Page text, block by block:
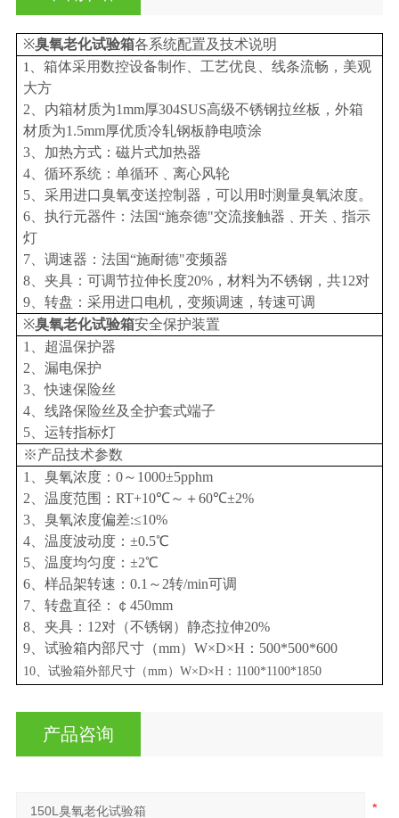
※臭氧老化试验箱各系统配置及技术说明
1
、箱体采用数控设备制作、工艺优良、线条流畅，美观
大方
2、内箱材质为1mm厚304SUS高级不锈钢拉丝板，外箱
材质为1.5mm厚优质冷轧钢板静电喷涂
3、加热方式：磁片式加热器
4、循环系统：单循环﹑离心风轮
5、采用进口臭氧变送控制器，可以用时测量臭氧浓度。
6、执行元器件：法国“施奈德"交流接触器﹑开关﹑指示
灯
7、调速器：法国“施耐德"变频器
8、夹具：可调节拉伸长度20%，材料为不锈钢，共12对
9、转盘：采用进口电机，变频调速，转速可调
※臭氧老化试验箱安全保护装置
1、超温保护器
2、漏电保护
3、快速保险丝
4、线路保险丝及全护套式端子
5、运转指标灯
※产品技术参数
1、臭氧浓度：0～1000±5pphm
2、温度范围：RT+10℃～＋60℃±2%
3、臭氧浓度偏差:≤10%
4、温度波动度：±0.5℃
5、温度均匀度：±2℃
6、样品架转速：0.1～2转/min可调
7、转盘直径：￠450mm
8、夹具：12对（不锈钢）静态拉伸20%
9、试验箱内部尺寸（mm）W×D×H：500*500*600
10、试验箱外部尺寸（mm）W×D×H：1100*1100*1850
产品咨询